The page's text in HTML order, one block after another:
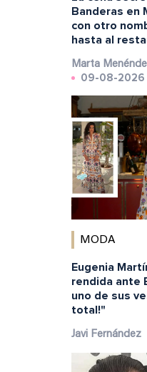
Banderas en
con otro
hasta al
Marta
09-08-2026
MODA
Eugenia
rendida ante
uno de sus
total!"
Javi Fernández